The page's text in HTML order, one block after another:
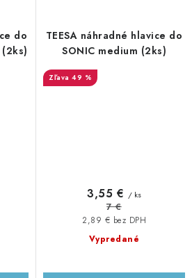
do
TEESA náhradné hlavice do
SONIC medium (2ks)
49 %
Vypredané
2,89 € bez DPH
3,55 € / ks
7 €